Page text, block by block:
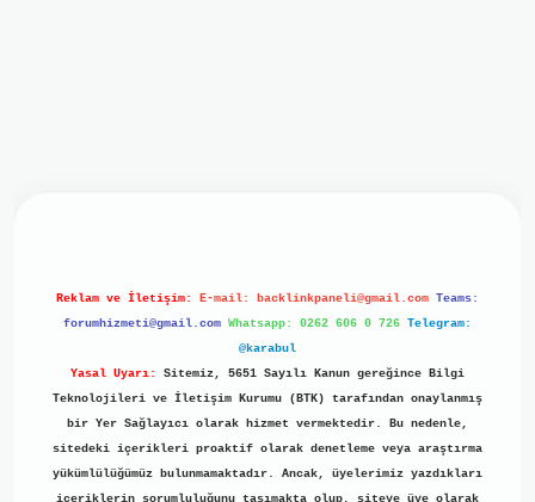
Reklam ve İletişim: E-mail: backlinkpaneli@gmail.com Teams:
forumhizmeti@gmail.com Whatsapp: 0262 606 0 726 Telegram:
@karabul
Yasal Uyarı:
Sitemiz, 5651 Sayılı Kanun gereğince Bilgi
Teknolojileri ve İletişim Kurumu (BTK) tarafından onaylanmış
bir Yer Sağlayıcı olarak hizmet vermektedir. Bu nedenle,
sitedeki içerikleri proaktif olarak denetleme veya araştırma
yükümlülüğümüz bulunmamaktadır. Ancak, üyelerimiz yazdıkları
içeriklerin sorumluluğunu taşımakta olup, siteye üye olarak